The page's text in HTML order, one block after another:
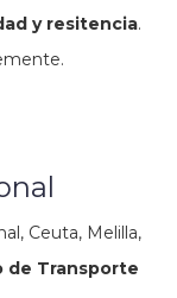
y resitencia.
Ceuta, Melilla,
de Transporte